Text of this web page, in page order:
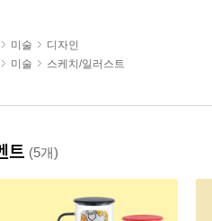
미술
디자인
미술 스케치/일러스트
트 (5개)